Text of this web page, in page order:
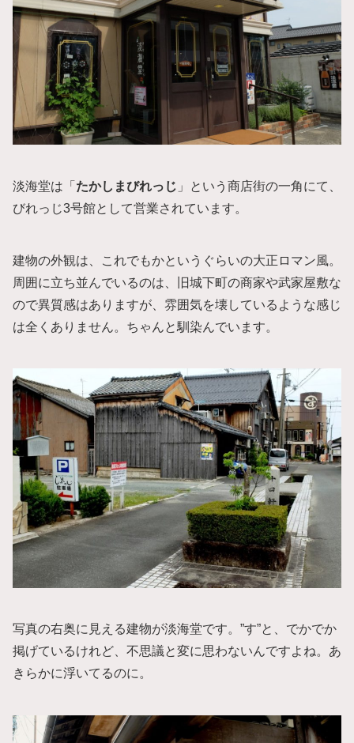
淡海堂は「 たかしまびれっじ 」という商店街の一角にて、
びれっじ3号館として営業されています。
建物の外観は、これでもかというぐらいの大正ロマン風。
周囲に立ち並んでいるのは、旧城下町の商家や武家屋敷な
ので異質感はありますが、雰囲気を壊しているような感じ
は全くありません。ちゃんと馴染んでいます。
写真の右奥に見える建物が淡海堂です。”す”と、でかでか
掲げているけれど、不思議と変に思わないんですよね。あ
きらかに浮いてるのに。